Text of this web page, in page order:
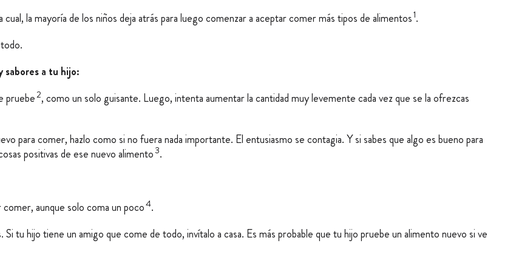
la mayoría de los niños deja atrás para luego comenzar a aceptar comer más tipos de alimentos1.
a tu hijo:
pruebe2, como un solo guisante. Luego, intenta aumentar la cantidad muy levemente cada vez que se la ofrezcas
para comer, hazlo como si no fuera nada importante. El entusiasmo se contagia. Y si sabes que algo es bueno para
positivas de ese nuevo alimento3.
aunque solo coma un poco4.
Si tu hijo tiene un amigo que come de todo, invítalo a casa. Es más probable que tu hijo pruebe un alimento nuevo si ve